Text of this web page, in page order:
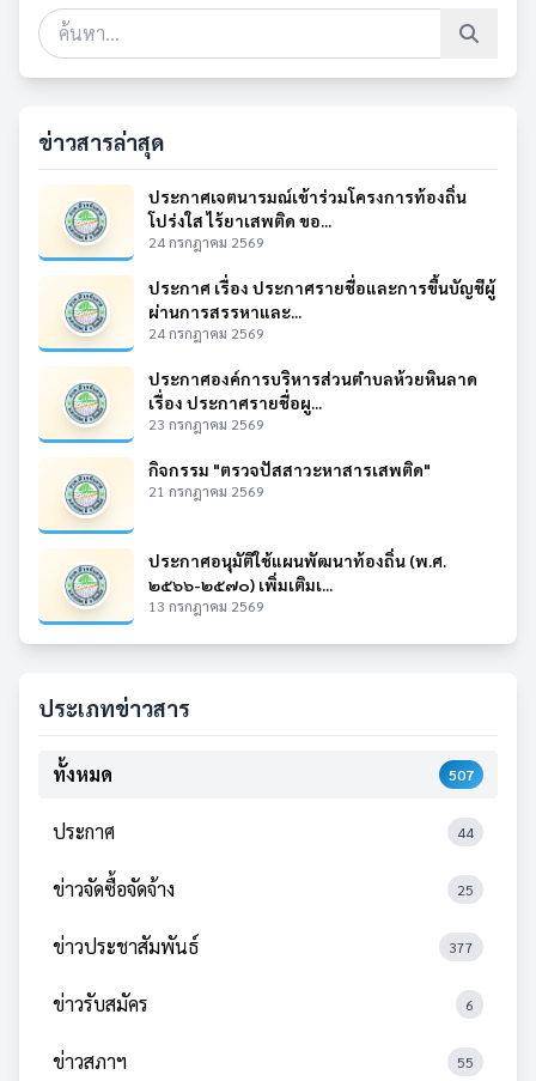
ข่าวสารล่าสุด
ประกาศเจตนารมณ์เข้าร่วมโครงการท้องถิ่น
โปร่งใส ไร้ยาเสพติด ขอ...
24 กรกฎาคม 2569
ประกาศ เรื่อง ประกาศรายชื่อและการขึ้นบัญชีผู้
ผ่านการสรรหาและ...
24 กรกฎาคม 2569
ประกาศองค์การบริหารส่วนตำบลห้วยหินลาด
เรื่อง ประกาศรายชื่อผู...
23 กรกฎาคม 2569
กิจกรรม "ตรวจปัสสาวะหาสารเสพติด"
21 กรกฎาคม 2569
ประกาศอนุมัติใช้แผนพัฒนาท้องถิ่น (พ.ศ.
๒๕๖๖-๒๕๗๐) เพิ่มเติมเ...
13 กรกฎาคม 2569
ประเภทข่าวสาร
ทั้งหมด 507
ประกาศ 44
ข่าวจัดซื้อจัดจ้าง 25
ข่าวประชาสัมพันธ์ 377
ข่าวรับสมัคร 6
ข่าวสภาฯ 55